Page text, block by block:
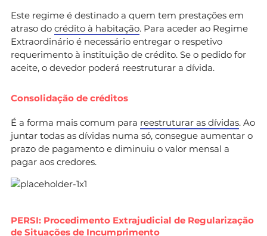
Este regime é destinado a quem tem prestações em
atraso do crédito à habitação. Para aceder ao Regime
Extraordinário é necessário entregar o respetivo
requerimento à instituição de crédito. Se o pedido for
aceite, o devedor poderá reestruturar a dívida.
Consolidação de créditos
É a forma mais comum para reestruturar as dívidas. Ao
juntar todas as dívidas numa só, consegue aumentar o
prazo de pagamento e diminuiu o valor mensal a
pagar aos credores.
PERSI: Procedimento Extrajudicial de Regularização
de Situações de Incumprimento